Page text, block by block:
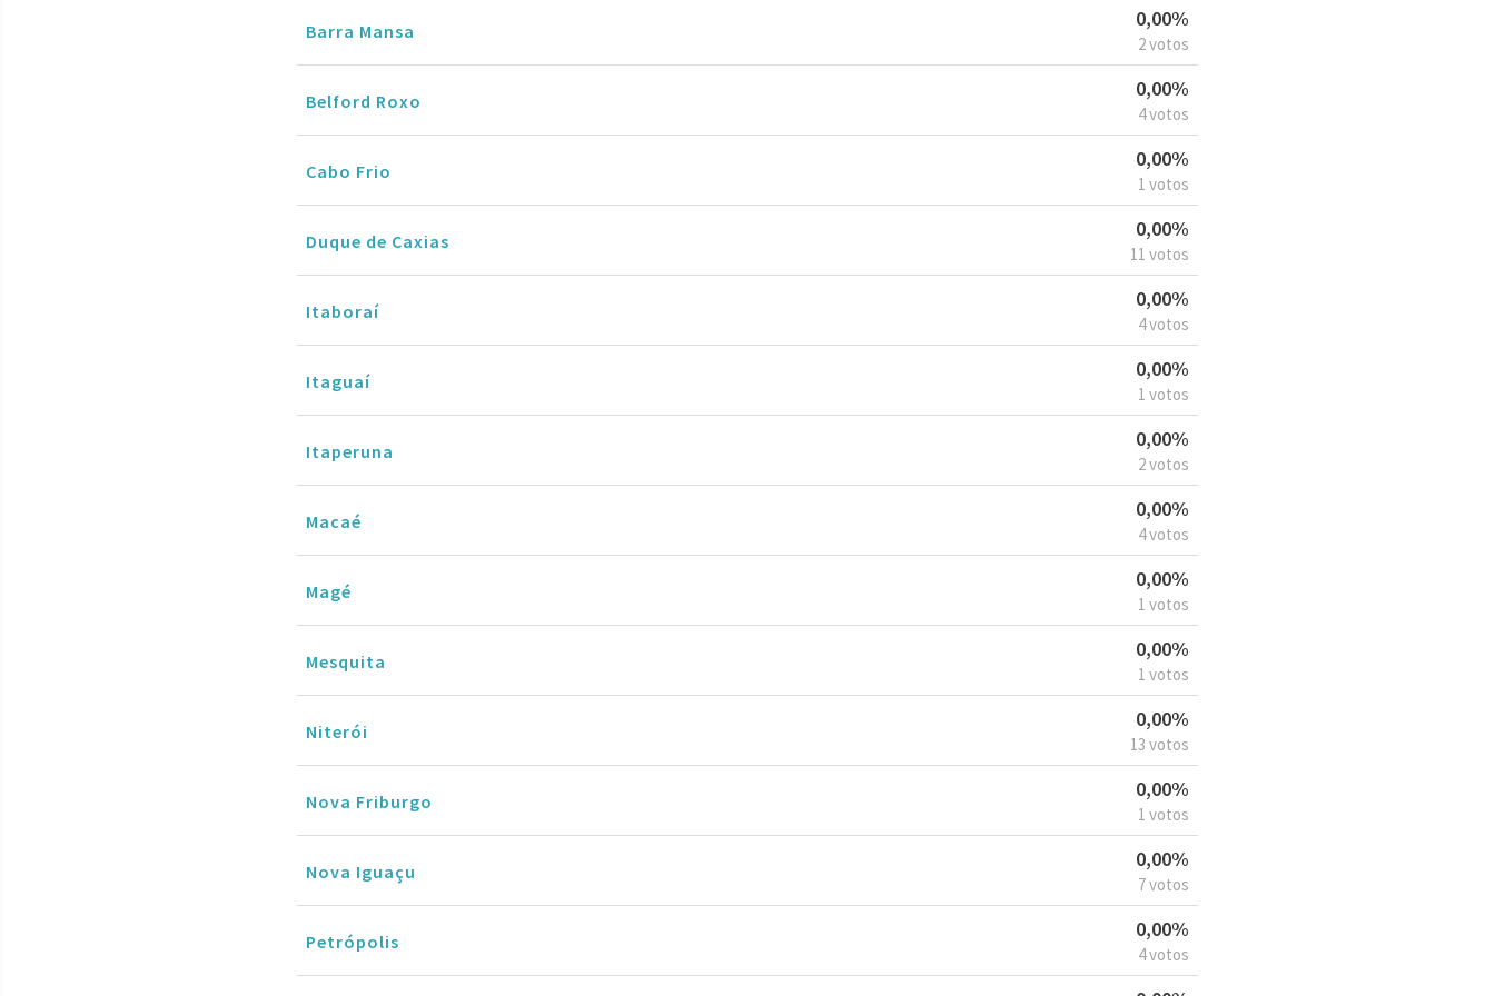
Barra Mansa
0,00%
2 votos
Belford Roxo
0,00%
4 votos
Cabo Frio
0,00%
1 votos
Duque de Caxias
0,00%
11 votos
Itaboraí
0,00%
4 votos
Itaguaí
0,00%
1 votos
Itaperuna
0,00%
2 votos
Macaé
0,00%
4 votos
Magé
0,00%
1 votos
Mesquita
0,00%
1 votos
Niterói
0,00%
13 votos
Nova Friburgo
0,00%
1 votos
Nova Iguaçu
0,00%
7 votos
Petrópolis
0,00%
4 votos